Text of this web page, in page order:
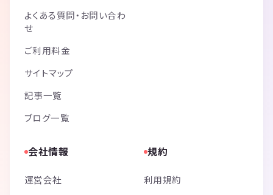
よくある質問・お問い合わ
せ
ご利用料金
サイトマップ
記事一覧
ブログ一覧
会社情報
運営会社
規約
利用規約